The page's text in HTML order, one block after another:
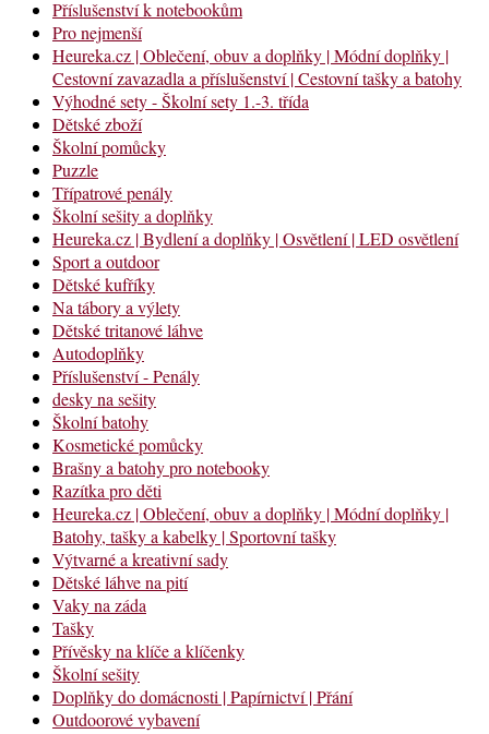
Příslušenství k notebookům
Pro nejmenší
Heureka.cz | Oblečení, obuv a doplňky | Módní doplňky |
Cestovní zavazadla a příslušenství | Cestovní tašky a batohy
Výhodné sety - Školní sety 1.-3. třída
Dětské zboží
Školní pomůcky
Puzzle
Třípatrové penály
Školní sešity a doplňky
Heureka.cz | Bydlení a doplňky | Osvětlení | LED osvětlení
Sport a outdoor
Dětské kufříky
Na tábory a výlety
Dětské tritanové láhve
Autodoplňky
Příslušenství - Penály
desky na sešity
Školní batohy
Kosmetické pomůcky
Brašny a batohy pro notebooky
Razítka pro děti
Heureka.cz | Oblečení, obuv a doplňky | Módní doplňky |
Batohy, tašky a kabelky | Sportovní tašky
Výtvarné a kreativní sady
Dětské láhve na pití
Vaky na záda
Tašky
Přívěsky na klíče a klíčenky
Školní sešity
Doplňky do domácnosti | Papírnictví | Přání
Outdoorové vybavení